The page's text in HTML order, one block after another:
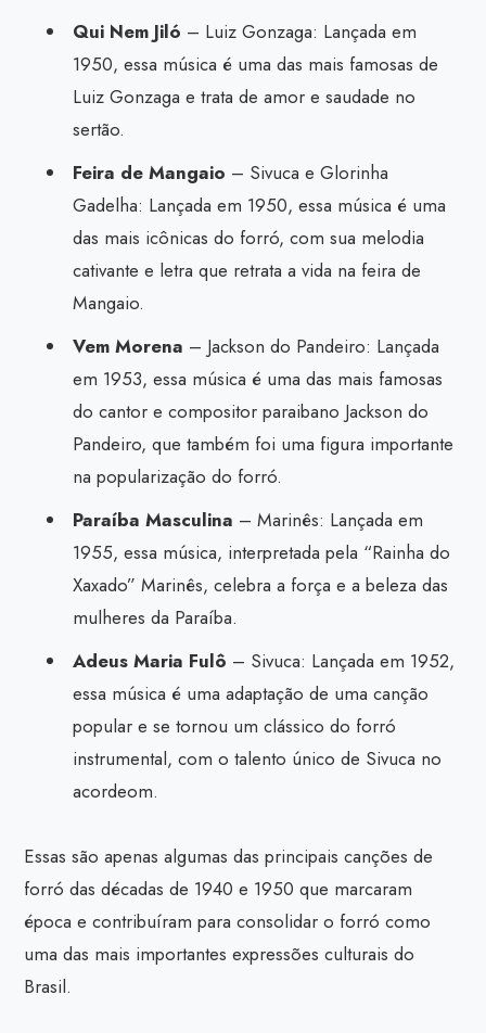
Qui Nem Jiló – Luiz Gonzaga: Lançada em
1950, essa música é uma das mais famosas de
Luiz Gonzaga e trata de amor e saudade no
sertão.
Feira de Mangaio – Sivuca e Glorinha
Gadelha: Lançada em 1950, essa música é uma
das mais icônicas do forró, com sua melodia
cativante e letra que retrata a vida na feira de
Mangaio.
Vem Morena – Jackson do Pandeiro: Lançada
em 1953, essa música é uma das mais famosas
do cantor e compositor paraibano Jackson do
Pandeiro, que também foi uma figura importante
na popularização do forró.
Paraíba Masculina – Marinês: Lançada em
1955, essa música, interpretada pela “Rainha do
Xaxado” Marinês, celebra a força e a beleza das
mulheres da Paraíba.
Adeus Maria Fulô – Sivuca: Lançada em 1952,
essa música é uma adaptação de uma canção
popular e se tornou um clássico do forró
instrumental, com o talento único de Sivuca no
acordeom.
Essas são apenas algumas das principais canções de
forró das décadas de 1940 e 1950 que marcaram
época e contribuíram para consolidar o forró como
uma das mais importantes expressões culturais do
Brasil.